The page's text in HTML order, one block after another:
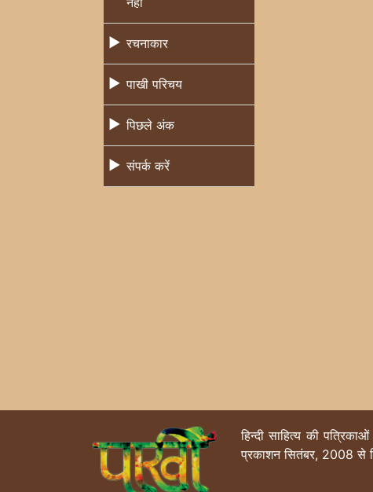
रचनाकार
पाखी परिचय
पिछले अंक
संपर्क करें
हिन्दी साहित्य की
प्रकाशन सितंबर, 2008 से